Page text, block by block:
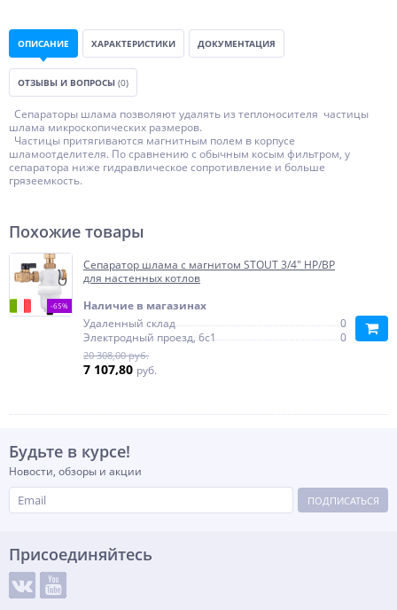
ОПИСАНИЕ ХАРАКТЕРИСТИКИ ДОКУМЕНТАЦИЯ
ОТЗЫВЫ И ВОПРОСЫ (0)
Сепараторы шлама позволяют удалять из теплоносителя частицы
шлама микроскопических размеров.
Частицы притягиваются магнитным полем в корпусе
шламоотделителя. По сравнению с обычным косым фильтром, у
сепаратора ниже гидравлическое сопротивление и больше
грязеемкость.
Похожие товары
-65%
Сепаратор шлама c магнитом STOUT 3/4" НР/ВР
для настенных котлов
Наличие в магазинах
Удаленный склад
0
Электродный проезд, 6с1
0
20 308,00 руб.
7 107,80 руб.
Будьте в курсе!
Новости, обзоры и акции
ПОДПИСАТЬСЯ
Присоединяйтесь